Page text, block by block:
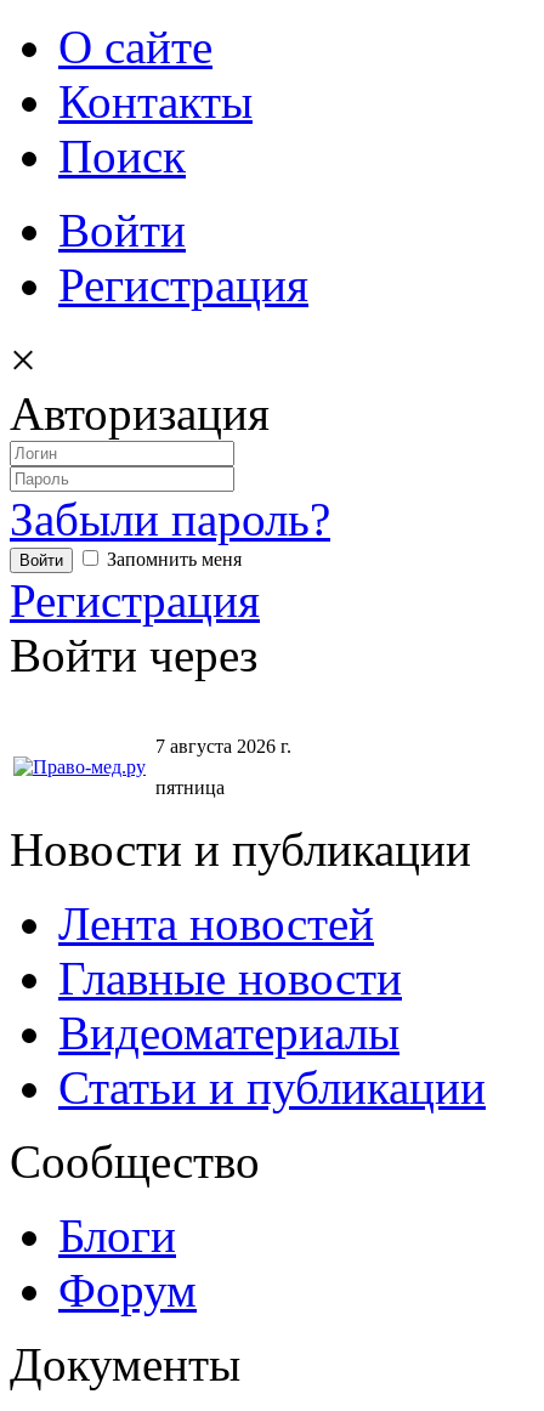
О сайте
Контакты
Поиск
Войти
Регистрация
×
Авторизация
Забыли пароль?
Запомнить меня
Регистрация
Войти через
7 августа 2026 г.
пятница
Новости и публикации
Лента новостей
Главные новости
Видеоматериалы
Статьи и публикации
Сообщество
Блоги
Форум
Документы